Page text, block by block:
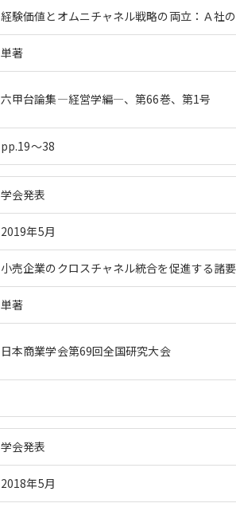
経験価値とオムニチャネル戦略の両立：Ａ社
単著
六甲台論集―経営学編―、第66巻、第1号
pp.19～38
学会発表
2019年5月
小売企業のクロスチャネル統合を促進する諸
単著
日本商業学会第69回全国研究大会
学会発表
2018年5月